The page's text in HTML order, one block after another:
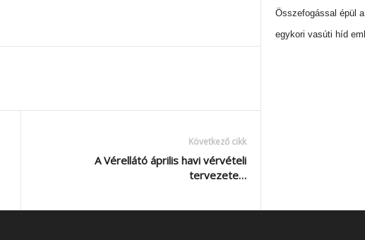
Következő cikk
A Vérellátó április havi vérvételi
tervezete…